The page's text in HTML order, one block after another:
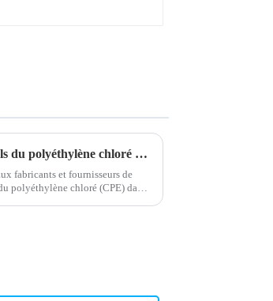
Une nouvelle étude révèle les risques potentiels du polyéthylène chloré pour la santé
fabricants et fournisseurs de
polyéthylène chloré (CPE) dans